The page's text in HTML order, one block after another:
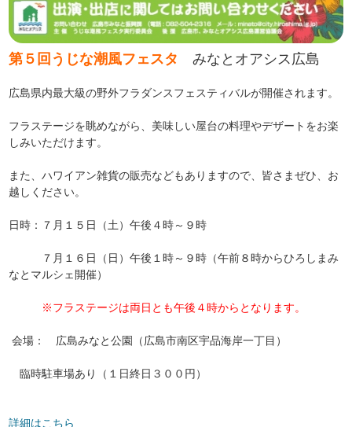
第５回うじな潮風フェスタみなとオアシス広島
広島県内最大級の野外フラダンスフェスティバルが開催されます。
フラステージを眺めながら、美味しい屋台の料理やデザートをお楽
しみいただけます。
また、ハワイアン雑貨の販売などもありますので、皆さまぜひ、お
越しください。
日時：７月１５日（土）午後４時～９時
７月１６日（日）午後１時～９時（午前８時からひろしまみ
なとマルシェ開催）
※フラステージは両日とも午後４時からとなります。
会場： 広島みなと公園（広島市南区宇品海岸一丁目）
臨時駐車場あり（１日終日３００円）
詳細はこちら